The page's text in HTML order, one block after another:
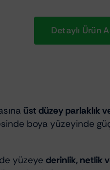
Detaylı Ürün
üst düzey parlaklık
boya yüzeyinde
yüzeye derinlik, netlik